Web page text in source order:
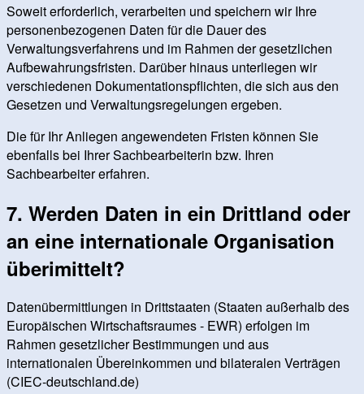
Soweit erforderlich, verarbeiten und speichern wir Ihre
personenbezogenen Daten für die Dauer des
Verwaltungsverfahrens und im Rahmen der gesetzlichen
Aufbewahrungsfristen. Darüber hinaus unterliegen wir
verschiedenen Dokumentationspflichten, die sich aus den
Gesetzen und Verwaltungsregelungen ergeben.
Die für Ihr Anliegen angewendeten Fristen können Sie
ebenfalls bei Ihrer Sachbearbeiterin bzw. Ihren
Sachbearbeiter erfahren.
7. Werden Daten in ein Drittland oder
an eine internationale Organisation
überimittelt?
Datenübermittlungen in Drittstaaten (Staaten außerhalb des
Europäischen Wirtschaftsraumes - EWR) erfolgen im
Rahmen gesetzlicher Bestimmungen und aus
internationalen Übereinkommen und bilateralen Verträgen
(CIEC-deutschland.de)